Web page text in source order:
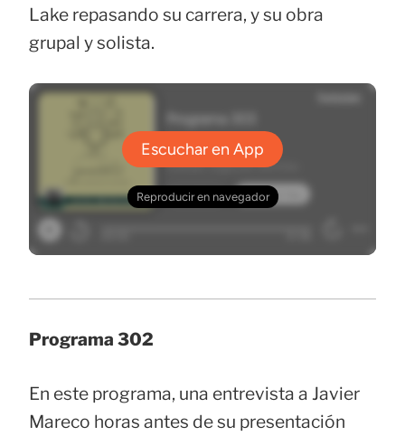
Lake repasando su carrera, y su obra
grupal y solista.
Programa 302
En este programa, una entrevista a Javier
Mareco horas antes de su presentación